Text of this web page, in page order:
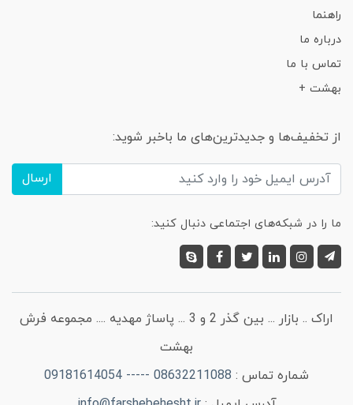
راهنما
درباره ما
تماس با ما
بهشت +
از تخفیف‌ها و جدیدترین‌های ما باخبر شوید:
ارسال
ما را در شبکه‌های اجتماعی دنبال کنید:
اراک .. بازار ... بین گذر 2 و 3 ... پاساژ مهدیه .... مجموعه فرش
بهشت
شماره تماس : 08632211088 ----- 09181614054